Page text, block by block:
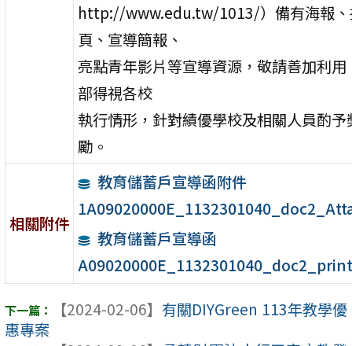
http://www.edu.tw/1013/）備有海報
頁、宣導簡報、
亮點青年影片等宣導資源，敬請善加利用
部得視各校
執行情形，針對績優學校及相關人員酌予
勵。
相關附件
教育儲蓄戶宣導函附件
教育儲蓄戶宣導函
A09020000E_1132301040_doc2_print
【2024-02-06】 有關DIYGreen 113年教學優
惠專案